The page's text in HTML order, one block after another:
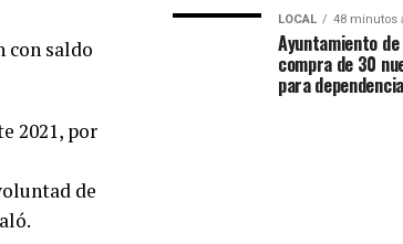
con saldo
2021, por
de
LOCAL 48 minutos
Ayuntamiento
compra de 30
para